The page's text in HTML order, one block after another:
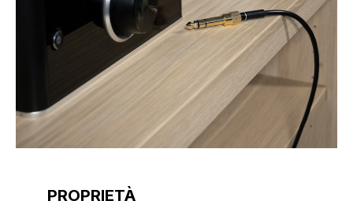
PROPRIETÀ